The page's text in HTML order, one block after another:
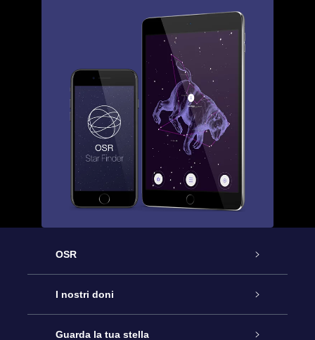
OSR
Assistenza
Contattaci
I nostri doni
Online Star Gift
Guarda la tua stella